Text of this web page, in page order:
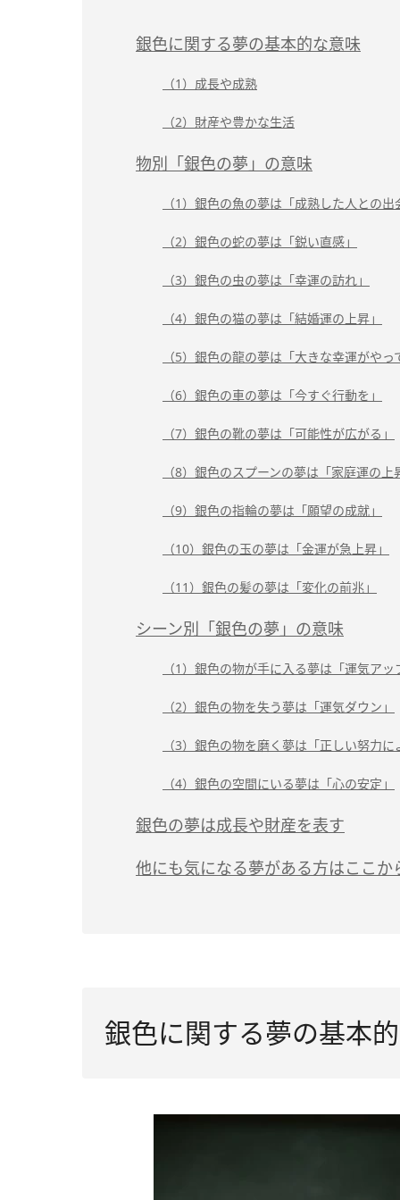
銀色に関する夢の基本的な意味
（1）成長や成熟
（2）財産や豊かな生活
物別「銀色の夢」の意味
（1）銀色の魚の夢は「成熟した人との出
（2）銀色の蛇の夢は「鋭い直感」
（3）銀色の虫の夢は「幸運の訪れ」
（4）銀色の猫の夢は「結婚運の上昇」
（5）銀色の龍の夢は「大きな幸運がやっ
（6）銀色の車の夢は「今すぐ行動を」
（7）銀色の靴の夢は「可能性が広がる」
（8）銀色のスプーンの夢は「家庭運の上
（9）銀色の指輪の夢は「願望の成就」
（10）銀色の玉の夢は「金運が急上昇」
（11）銀色の髪の夢は「変化の前兆」
シーン別「銀色の夢」の意味
（1）銀色の物が手に入る夢は「運気アッ
（2）銀色の物を失う夢は「運気ダウン」
（3）銀色の物を磨く夢は「正しい努力
（4）銀色の空間にいる夢は「心の安定」
銀色の夢は成長や財産を表す
他にも気になる夢がある方はここか
銀色に関する夢の基本